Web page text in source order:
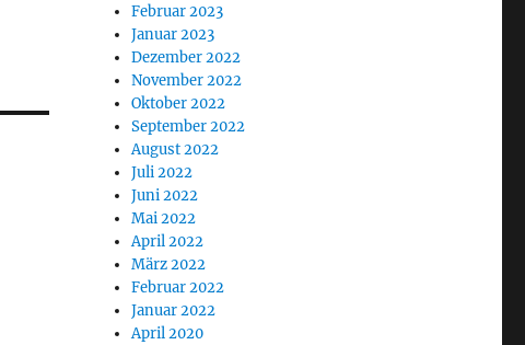
Februar 2023
Januar 2023
Dezember 2022
November 2022
Oktober 2022
September 2022
August 2022
Juli 2022
Juni 2022
Mai 2022
April 2022
März 2022
Februar 2022
Januar 2022
April 2020